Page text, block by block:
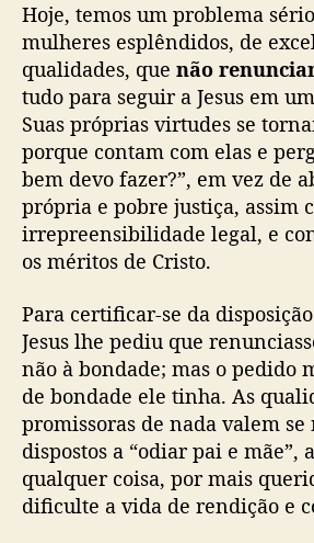
Hoje, temos um problema
mulheres esplêndidos, de
qualidades, que não
tudo para seguir a Jesus em
Suas próprias virtudes se
porque contam com elas e
bem devo fazer?”, em vez de
própria e pobre justiça, assim
irrepreensibilidade legal, e
os méritos de Cristo.
Para certificar-se da
Jesus lhe pediu que
não à bondade; mas o pedido
de bondade ele tinha. As
promissoras de nada valem se
dispostos a “odiar pai e mãe”,
qualquer coisa, por mais
dificulte a vida de rendição e